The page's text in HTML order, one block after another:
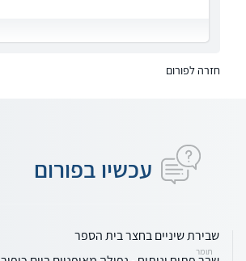
חזרה לפורום
עכשיו בפורום
שבירת שיניים בחצר בית הספר
תומר